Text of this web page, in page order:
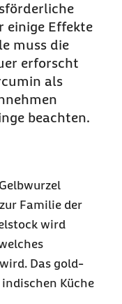
einige Effekte
muss die
erforscht
als
beachten.
Familie der
wird
Das gold-
Küche